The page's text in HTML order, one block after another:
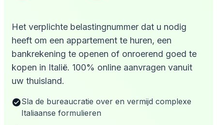
Het verplichte belastingnummer dat u nodig
heeft om een appartement te huren, een
bankrekening te openen of onroerend goed te
kopen in Italië. 100% online aanvragen vanuit
uw thuisland.
Sla de bureaucratie over en vermijd complexe
Italiaanse formulieren